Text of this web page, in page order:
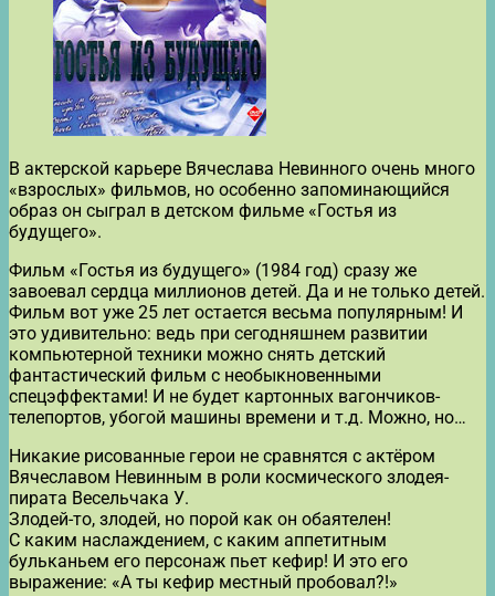
В актерской карьере Вячеслава Невинного очень много
«взрослых» фильмов, но особенно запоминающийся
образ он сыграл в детском фильме «Гостья из
будущего».
Фильм «Гостья из будущего» (1984 год) сразу же
завоевал сердца миллионов детей. Да и не только детей.
Фильм вот уже 25 лет остается весьма популярным! И
это удивительно: ведь при сегодняшнем развитии
компьютерной техники можно снять детский
фантастический фильм с необыкновенными
спецэффектами! И не будет картонных вагончиков-
телепортов, убогой машины времени и т.д. Можно, но…
Никакие рисованные герои не сравнятся с актёром
Вячеславом Невинным в роли космического злодея-
пирата Весельчака У.
Злодей-то, злодей, но порой как он обаятелен!
С каким наслаждением, с каким аппетитным
бульканьем его персонаж пьет кефир! И это его
выражение: «А ты кефир местный пробовал?!»